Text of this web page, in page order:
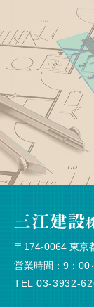
〒174-0064 東京
営業時間：9：00
TEL 03-3932-